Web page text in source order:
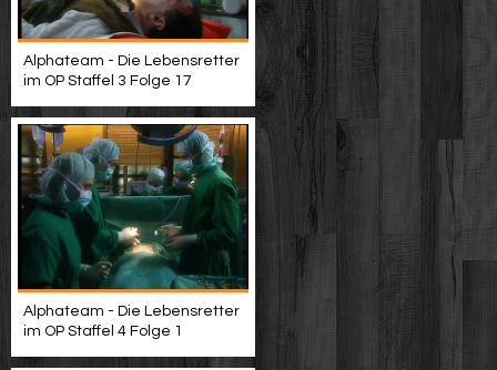
Alphateam - Die Lebensretter
im OP Staffel 3 Folge 17
Alphateam - Die Lebensretter
im OP Staffel 4 Folge 1